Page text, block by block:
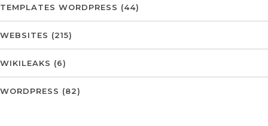
TEMPLATES WORDPRESS (44)
WEBSITES (215)
WIKILEAKS (6)
WORDPRESS (82)